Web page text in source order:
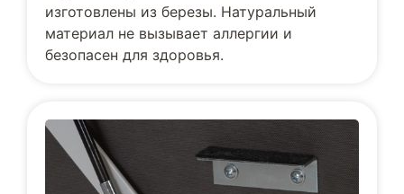
изготовлены из березы. Натуральный
материал не вызывает аллергии и
безопасен для здоровья.